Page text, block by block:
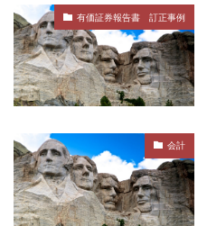
有価証券報告書 訂正事例
会計